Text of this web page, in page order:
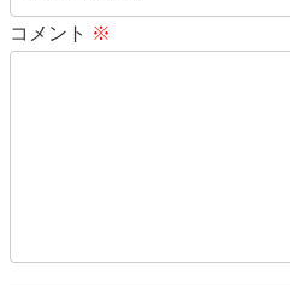
コメント ※